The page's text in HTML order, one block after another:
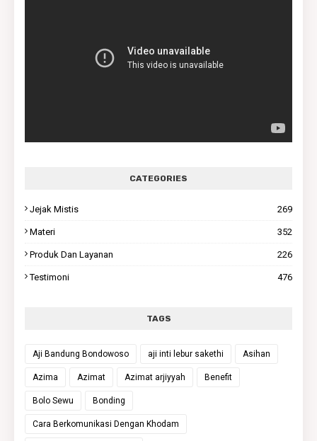
CATEGORIES
Jejak Mistis 269
Materi 352
Produk Dan Layanan 226
Testimoni 476
TAGS
Aji Bandung Bondowoso aji inti lebur sakethi Asihan
Azima Azimat Azimat arjiyyah Benefit
Bolo Sewu Bonding
Cara Berkomunikasi Dengan Khodam